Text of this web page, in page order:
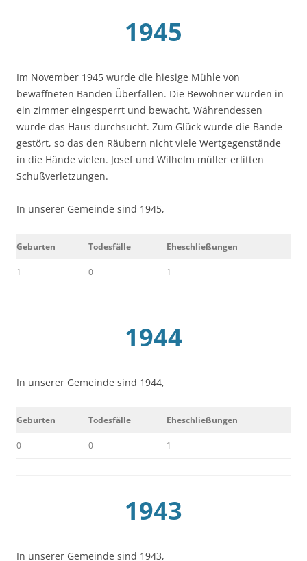
1945
Im November 1945 wurde die hiesige Mühle von
bewaffneten Banden Überfallen. Die Bewohner wurden in
ein zimmer eingesperrt und bewacht. Währendessen
wurde das Haus durchsucht. Zum Glück wurde die Bande
gestört, so das den Räubern nicht viele Wertgegenstände
in die Hände vielen. Josef und Wilhelm müller erlitten
Schußverletzungen.
In unserer Gemeinde sind 1945,
Geburten Todesfälle Eheschließungen
1 0 1
1944
In unserer Gemeinde sind 1944,
Geburten Todesfälle Eheschließungen
0 0 1
1943
In unserer Gemeinde sind 1943,